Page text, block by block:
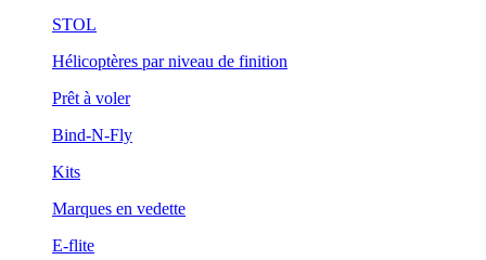
STOL
Hélicoptères par niveau de finition
Prêt à voler
Bind-N-Fly
Kits
Marques en vedette
E-flite